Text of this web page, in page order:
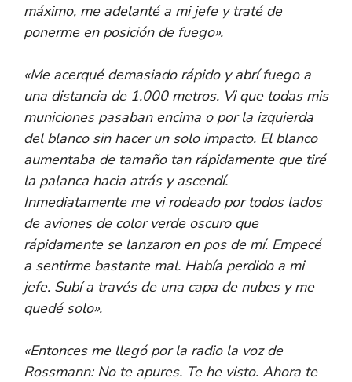
máximo, me adelanté a mi jefe y traté de
ponerme en posición de fuego».
«Me acerqué demasiado rápido y abrí fuego a
una distancia de 1.000 metros. Vi que todas mis
municiones pasaban encima o por la izquierda
del blanco sin hacer un solo impacto. El blanco
aumentaba de tamaño tan rápidamente que tiré
la palanca hacia atrás y ascendí.
Inmediatamente me vi rodeado por todos lados
de aviones de color verde oscuro que
rápidamente se lanzaron en pos de mí. Empecé
a sentirme bastante mal. Había perdido a mi
jefe. Subí a través de una capa de nubes y me
quedé solo».
«Entonces me llegó por la radio la voz de
Rossmann: No te apures. Te he visto. Ahora te